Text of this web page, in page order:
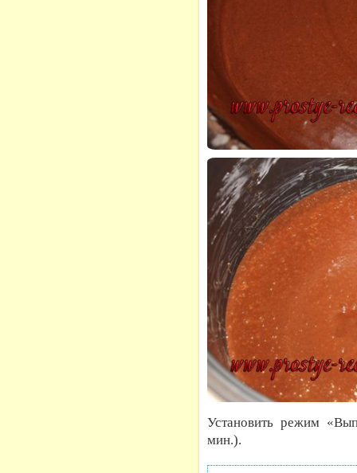
Установить режим
мин.).